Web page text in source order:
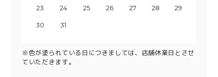
23 24 25 26 27 28 29
30 31
27 28 29 30
25 26 27 28 29 30 31
29 30
※色が塗られている日につきましては、店舗休業日とさせ
ていただきます。